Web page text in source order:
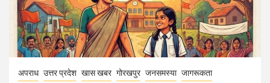
अपराध उत्तर प्रदेश खास खबर गोरखपुर जनसमस्या जागरूकता